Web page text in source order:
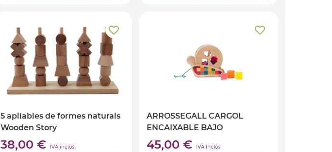
5 apilables de formes naturals
Wooden Story
38,00 € IVA inclòs
ARROSSEGALL CARGOL
ENCAIXABLE BAJO
45,00 € IVA inclòs